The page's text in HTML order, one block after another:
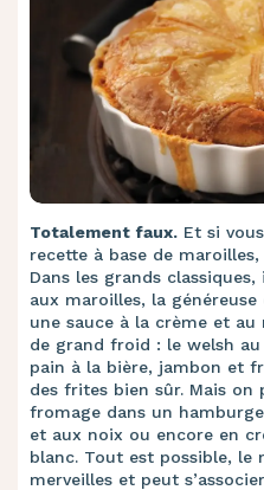
Totalement faux. Et si
recette à base de
Dans les grands
aux maroilles, la
une sauce à la crème et
de grand froid : le welsh
pain à la bière, jambon et
des frites bien sûr. Mais on
fromage dans un
et aux noix ou encore en
blanc. Tout est possible,
merveilles et peut